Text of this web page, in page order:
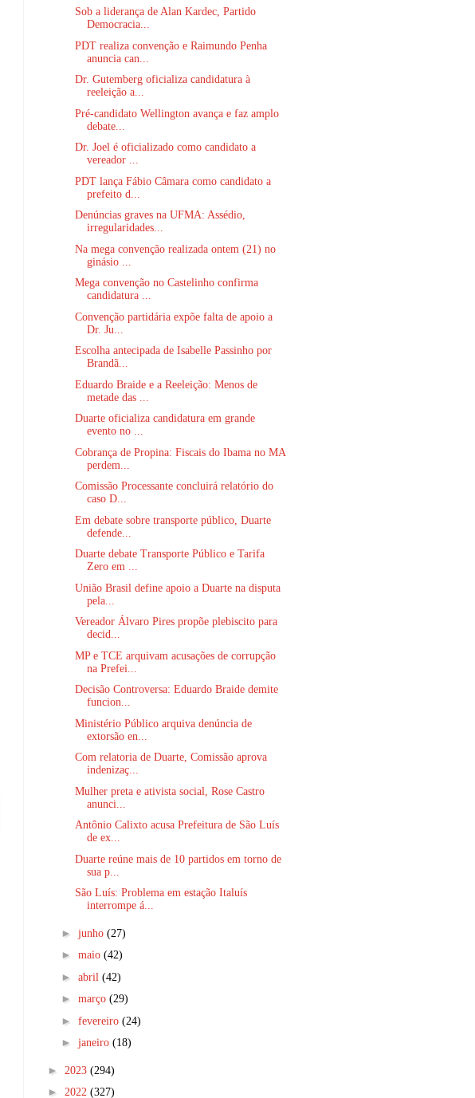
Sob a liderança de Alan Kardec, Partido
Democracia...
PDT realiza convenção e Raimundo Penha
anuncia can...
Dr. Gutemberg oficializa candidatura à
reeleição a...
Pré-candidato Wellington avança e faz amplo
debate...
Dr. Joel é oficializado como candidato a
vereador ...
PDT lança Fábio Câmara como candidato a
prefeito d...
Denúncias graves na UFMA: Assédio,
irregularidades...
Na mega convenção realizada ontem (21) no
ginásio ...
Mega convenção no Castelinho confirma
candidatura ...
Convenção partidária expõe falta de apoio a
Dr. Ju...
Escolha antecipada de Isabelle Passinho por
Brandã...
Eduardo Braide e a Reeleição: Menos de
metade das ...
Duarte oficializa candidatura em grande
evento no ...
Cobrança de Propina: Fiscais do Ibama no MA
perdem...
Comissão Processante concluirá relatório do
caso D...
Em debate sobre transporte público, Duarte
defende...
Duarte debate Transporte Público e Tarifa
Zero em ...
União Brasil define apoio a Duarte na disputa
pela...
Vereador Álvaro Pires propõe plebiscito para
decid...
MP e TCE arquivam acusações de corrupção
na Prefei...
Decisão Controversa: Eduardo Braide demite
funcion...
Ministério Público arquiva denúncia de
extorsão en...
Com relatoria de Duarte, Comissão aprova
indenizaç...
Mulher preta e ativista social, Rose Castro
anunci...
Antônio Calixto acusa Prefeitura de São Luís
de ex...
Duarte reúne mais de 10 partidos em torno de
sua p...
São Luís: Problema em estação Italuís
interrompe á...
► junho (27)
► maio (42)
► abril (42)
► março (29)
► fevereiro (24)
► janeiro (18)
► 2023 (294)
► 2022 (327)